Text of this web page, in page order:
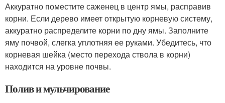
Аккуратно поместите саженец в центр ямы, расправив
корни. Если дерево имеет открытую корневую систему,
аккуратно распределите корни по дну ямы. Заполните
яму почвой, слегка уплотняя ее руками. Убедитесь, что
корневая шейка (место перехода ствола в корни)
находится на уровне почвы.
Полив и мульчирование